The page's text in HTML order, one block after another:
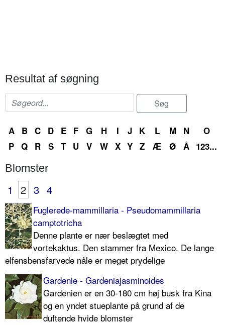
Resultat af søgning
A B C D E F G H I J K L M N
O
P Q R S T U V W X Y Z Æ Ø Å 123...
Blomster
1 2 3 4
Fuglerede-mammillaria - Pseudomammillaria
camptotricha
Denne plante er nær beslægtet med
vortekaktus. Den stammer fra Mexico. De lange
elfensbensfarvede nåle er meget prydelige
Gardenie - Gardeniajasminoides
Gardenien er en 30-180 cm høj busk fra Kina
og en yndet stueplante på grund af de
duftende hvide blomster